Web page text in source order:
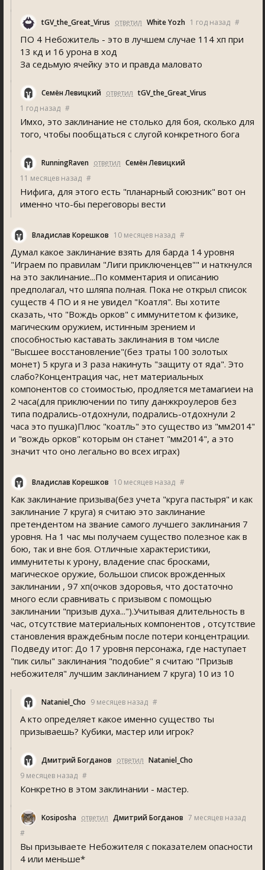
tGV_the_Great_Viru ответил White Yozh 1 год назад #
ПО 4 Небожитель - это в лучшем случае 114 хп при
13 кд и 16 урона в ход
За седьмую ячейку это и правда маловато
Семён Левицкий ответил tGV_the_Great_Viru
1 год назад #
Имхо, это заклинание не столько для боя, сколько для
того, чтобы пообщаться с слугой конкретного бога
RunningRaven ответил Семён Левицкий
11 месяцев назад #
Нифига, для этого есть "планарный союзник" вот он
именно что-бы переговоры вести
Владислав Корешков 10 месяцев назад #
Думал какое заклинание взять для барда 14 уровня
"Играем по правилам "Лиги приключенцев"" и наткнулся
на это заклинание...По комментария и описанию
предполагал, что шляпа полная. Пока не открыл список
существ 4 ПО и я не увидел "Коатля". Вы хотите
сказать, что "Вождь орков" с иммунитетом к физике,
магическим оружием, истинным зрением и
способностью каставать заклинания в том числе
"Высшее восстановление"(без траты 100 золотых
монет) 5 круга и 3 раза накинуть "защиту от яда". Это
слабо?Концентрация час, нет материальных
компонентов со стоимостью, продляется метамагиеи на
2 часа(для приключении по типу данжкроулеров без
типа подрались-отдохнули, подрались-отдохнули 2
часа это пушка)Плюс "коатль" это существо из "мм2014"
и "вождь орков" которым он станет "мм2014", а это
значит что оно легально во всех играх)
Владислав Корешков 10 месяцев назад #
Как заклинание призыва(без учета "круга пастыря" и как
заклинание 7 круга) я считаю это заклинание
претендентом на звание самого лучшего заклинания 7
уровня. На 1 час мы получаем существо полезное как в
бою, так и вне боя. Отличные характеристики,
иммунитеты к урону, владение спас бросками,
магическое оружие, большои список врожденных
заклинании , 97 хп(очков здоровья, что достаточно
много если сравнивать с призывом с помощью
заклинании "призыв духа...").Учитывая длительность в
час, отсутствие материальных компонентов , отсутствие
становления враждебным после потери концентрации.
Подведу итог: До 17 уровня персонажа, где наступает
"пик силы" заклинания "подобие" я считаю "Призыв
небожителя" лучшим заклинанием 7 круга) 10 из 10
Nataniel_Cho 9 месяцев назад #
А кто определяет какое именно существо ты
призываешь? Кубики, мастер или игрок?
Дмитрий Богданов ответил Nataniel_Cho
9 месяцев назад #
Конкретно в этом заклинании - мастер.
Kosiposha ответил Дмитрий Богданов 7 месяцев назад
#
Вы призываете Небожителя с показателем опасности
4 или меньше*